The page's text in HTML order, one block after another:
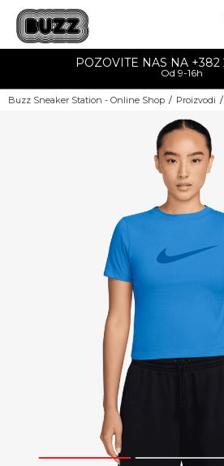
POZOVITE NAS NA
Od 9-16h
Buzz Sneaker Station - Online Shop Proizvodi
1 2